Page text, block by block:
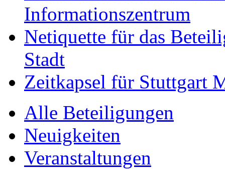
Informationszentrum
Netiquette für das
Stadt
Zeitkapsel für Stuttgart
Alle Beteiligungen
Neuigkeiten
Veranstaltungen